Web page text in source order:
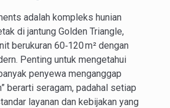
adalah kompleks hunian
di jantung Golden Triangle,
berukuran 60‑120 m² dengan
Penting untuk mengetahui
penyewa menganggap
berarti seragam, padahal setiap
layanan dan kebijakan yang